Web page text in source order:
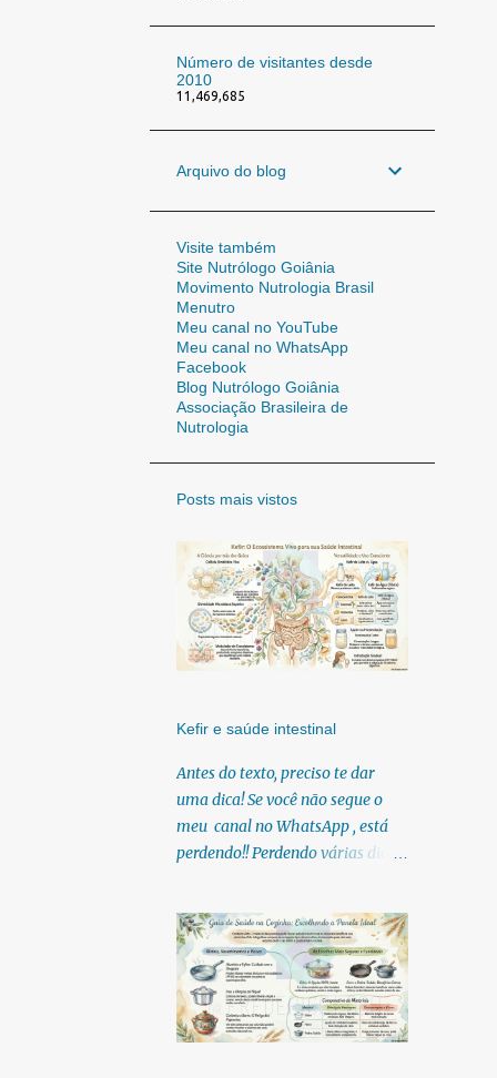
Número de visitantes desde
2010
11,469,685
Arquivo do blog
Visite também
Site Nutrólogo Goiânia
Movimento Nutrologia Brasil
Menutro
Meu canal no YouTube
Meu canal no WhatsApp
Facebook
Blog Nutrólogo Goiânia
Associação Brasileira de
Nutrologia
Posts mais vistos
Kefir e saúde intestinal
Antes do texto, preciso te dar
uma dica! Se você não segue o
meu canal no WhatsApp , está
perdendo!! Perdendo várias dicas,
infográficos, o link para
download dos meus e-books.
Para acessar clique no link:
https://whatsapp.com/channel/0
029Vb6U4AqKgsNzkBhubA40